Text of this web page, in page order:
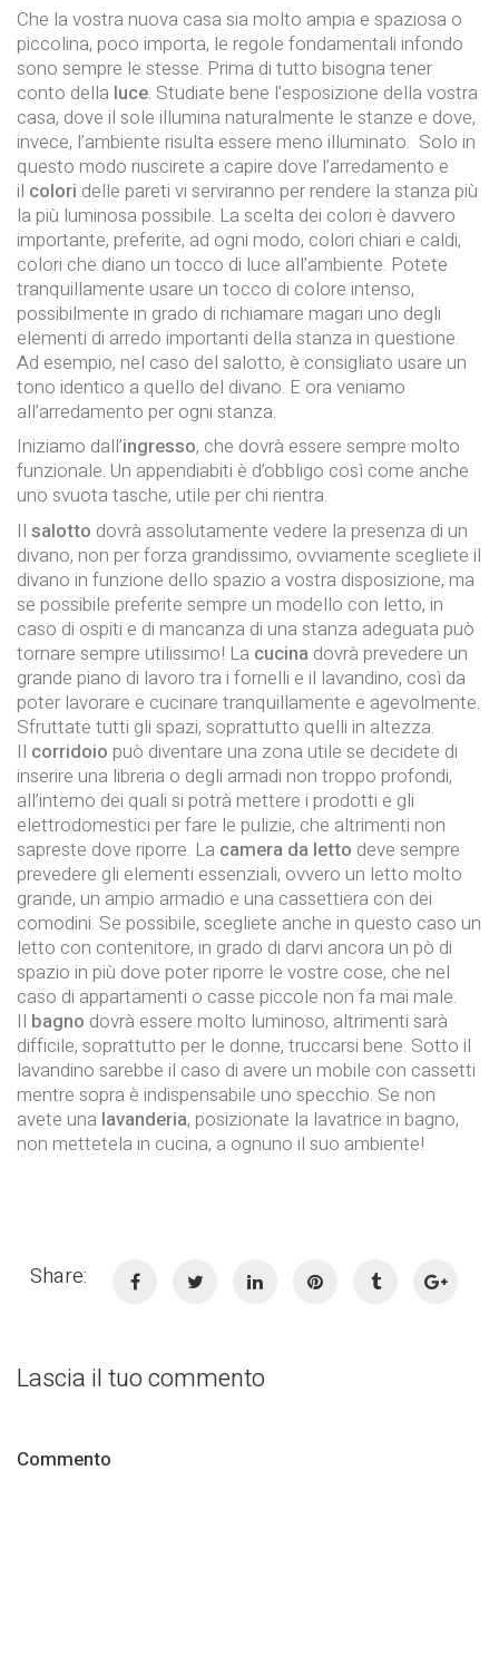
Che la vostra nuova casa sia molto ampia e spaziosa o
piccolina, poco importa, le regole fondamentali infondo
sono sempre le stesse. Prima di tutto bisogna tener
conto della luce. Studiate bene l’esposizione della vostra
casa, dove il sole illumina naturalmente le stanze e dove,
invece, l’ambiente risulta essere meno illuminato. Solo in
questo modo riuscirete a capire dove l’arredamento e
il colori delle pareti vi serviranno per rendere la stanza più
la più luminosa possibile. La scelta dei colori è davvero
importante, preferite, ad ogni modo, colori chiari e caldi,
colori che diano un tocco di luce all’ambiente. Potete
tranquillamente usare un tocco di colore intenso,
possibilmente in grado di richiamare magari uno degli
elementi di arredo importanti della stanza in questione.
Ad esempio, nel caso del salotto, è consigliato usare un
tono identico a quello del divano. E ora veniamo
all’arredamento per ogni stanza.
Iniziamo dall’ingresso, che dovrà essere sempre molto
funzionale. Un appendiabiti è d’obbligo così come anche
uno svuota tasche, utile per chi rientra.
Il salotto dovrà assolutamente vedere la presenza di un
divano, non per forza grandissimo, ovviamente scegliete il
divano in funzione dello spazio a vostra disposizione, ma
se possibile preferite sempre un modello con letto, in
caso di ospiti e di mancanza di una stanza adeguata può
tornare sempre utilissimo! La cucina dovrà prevedere un
grande piano di lavoro tra i fornelli e il lavandino, così da
poter lavorare e cucinare tranquillamente e agevolmente.
Sfruttate tutti gli spazi, soprattutto quelli in altezza.
Il corridoio può diventare una zona utile se decidete di
inserire una libreria o degli armadi non troppo profondi,
all’interno dei quali si potrà mettere i prodotti e gli
elettrodomestici per fare le pulizie, che altrimenti non
sapreste dove riporre. La camera da letto deve sempre
prevedere gli elementi essenziali, ovvero un letto molto
grande, un ampio armadio e una cassettiera con dei
comodini. Se possibile, scegliete anche in questo caso un
letto con contenitore, in grado di darvi ancora un pò di
spazio in più dove poter riporre le vostre cose, che nel
caso di appartamenti o casse piccole non fa mai male.
Il bagno dovrà essere molto luminoso, altrimenti sarà
difficile, soprattutto per le donne, truccarsi bene. Sotto il
lavandino sarebbe il caso di avere un mobile con cassetti
mentre sopra è indispensabile uno specchio. Se non
avete una lavanderia, posizionate la lavatrice in bagno,
non mettetela in cucina, a ognuno il suo ambiente!
Share:
Lascia il tuo commento
Commento